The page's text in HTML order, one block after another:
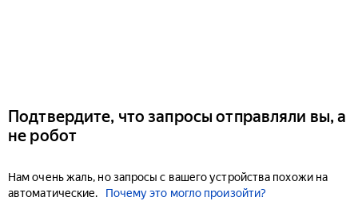
Подтвердите, что запросы отправляли вы, а
не робот
Нам очень жаль, но запросы с вашего устройства похожи на
автоматические.
Почему это могло произойти?